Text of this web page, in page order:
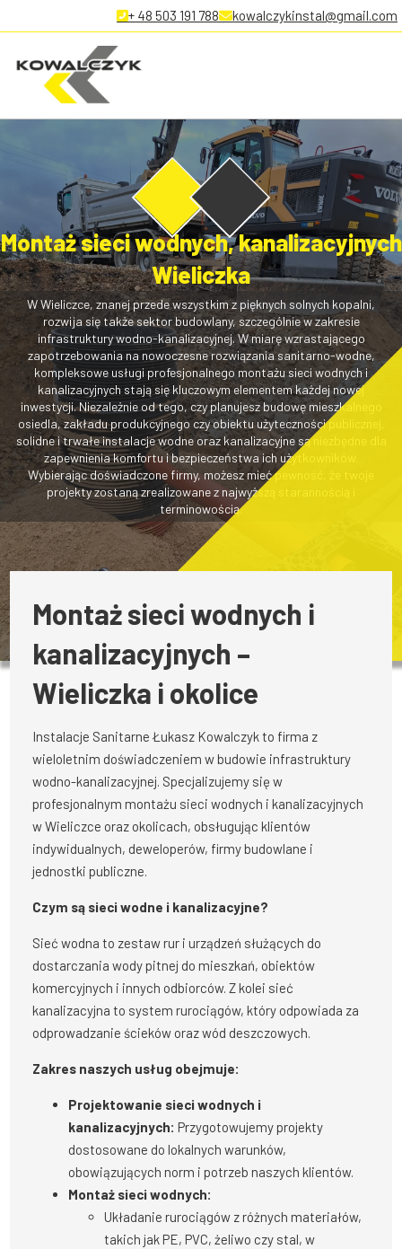
+ 48 503 191 788 kowalczykinstal@gmail.com
Montaż sieci wodnych, kanalizacyjnych
Wieliczka
W Wieliczce, znanej przede wszystkim z pięknych solnych kopalni,
rozwija się także sektor budowlany, szczególnie w zakresie
infrastruktury wodno-kanalizacyjnej. W miarę wzrastającego
zapotrzebowania na nowoczesne rozwiązania sanitarno-wodne,
kompleksowe usługi profesjonalnego montażu sieci wodnych i
kanalizacyjnych stają się kluczowym elementem każdej nowej
inwestycji. Niezależnie od tego, czy planujesz budowę mieszkalnego
osiedla, zakładu produkcyjnego czy obiektu użyteczności publicznej,
solidne i trwałe instalacje wodne oraz kanalizacyjne są niezbędne dla
zapewnienia komfortu i bezpieczeństwa ich użytkowników.
Wybierając doświadczone firmy, możesz mieć pewność, że twoje
projekty zostaną zrealizowane z najwyższą starannością i
terminowością.
Montaż sieci wodnych i
kanalizacyjnych –
Wieliczka i okolice
Instalacje Sanitarne Łukasz Kowalczyk to firma z
wieloletnim doświadczeniem w budowie infrastruktury
wodno-kanalizacyjnej. Specjalizujemy się w
profesjonalnym montażu sieci wodnych i kanalizacyjnych
w Wieliczce oraz okolicach, obsługując klientów
indywidualnych, deweloperów, firmy budowlane i
jednostki publiczne.
Czym są sieci wodne i kanalizacyjne?
Sieć wodna to zestaw rur i urządzeń służących do
dostarczania wody pitnej do mieszkań, obiektów
komercyjnych i innych odbiorców. Z kolei sieć
kanalizacyjna to system rurociągów, który odpowiada za
odprowadzanie ścieków oraz wód deszczowych.
Zakres naszych usług obejmuje:
Projektowanie sieci wodnych i
kanalizacyjnych: Przygotowujemy projekty
dostosowane do lokalnych warunków,
obowiązujących norm i potrzeb naszych klientów.
Montaż sieci wodnych:
Układanie rurociągów z różnych materiałów,
takich jak PE, PVC, żeliwo czy stal, w